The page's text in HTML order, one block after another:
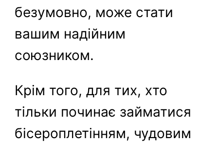
безумовно, може стати
вашим надійним
союзником.
Крім того, для тих, хто
тільки починає займатися
бісероплетінням, чудовим